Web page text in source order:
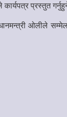
कार्यपत्र प्रस्तुत
ओलीले